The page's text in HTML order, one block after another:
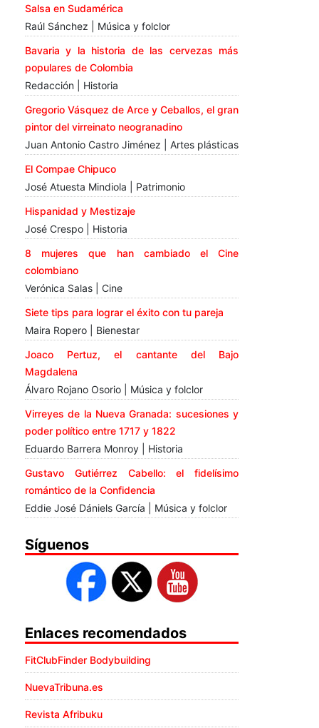
Salsa en Sudamérica
Raúl Sánchez | Música y folclor
Bavaria y la historia de las cervezas más
populares de Colombia
Redacción | Historia
Gregorio Vásquez de Arce y Ceballos, el gran
pintor del virreinato neogranadino
Juan Antonio Castro Jiménez | Artes plásticas
El Compae Chipuco
José Atuesta Mindiola | Patrimonio
Hispanidad y Mestizaje
José Crespo | Historia
8 mujeres que han cambiado el Cine
colombiano
Verónica Salas | Cine
Siete tips para lograr el éxito con tu pareja
Maira Ropero | Bienestar
Joaco Pertuz, el cantante del Bajo
Magdalena
Álvaro Rojano Osorio | Música y folclor
Virreyes de la Nueva Granada: sucesiones y
poder político entre 1717 y 1822
Eduardo Barrera Monroy | Historia
Gustavo Gutiérrez Cabello: el fidelísimo
romántico de la Confidencia
Eddie José Dániels García | Música y folclor
Síguenos
Enlaces recomendados
FitClubFinder Bodybuilding
NuevaTribuna.es
Revista Afribuku